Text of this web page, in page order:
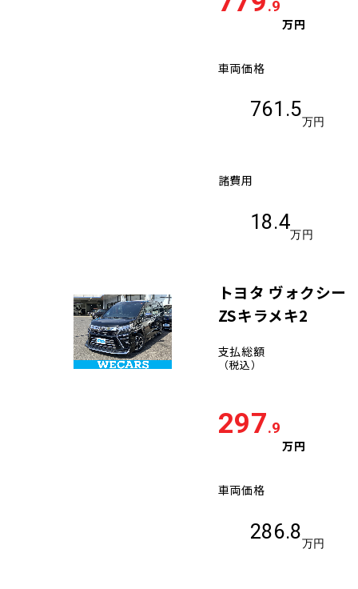
.9
万円
車両価格
761.5
万円
諸費用
18.4
万円
トヨタ ヴォクシー
ZSキラメキ2
支払総額
（税込）
297.9
万円
車両価格
286.8
万円